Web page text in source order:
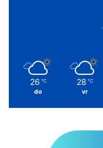
26 ℃
do
28 ℃
vr